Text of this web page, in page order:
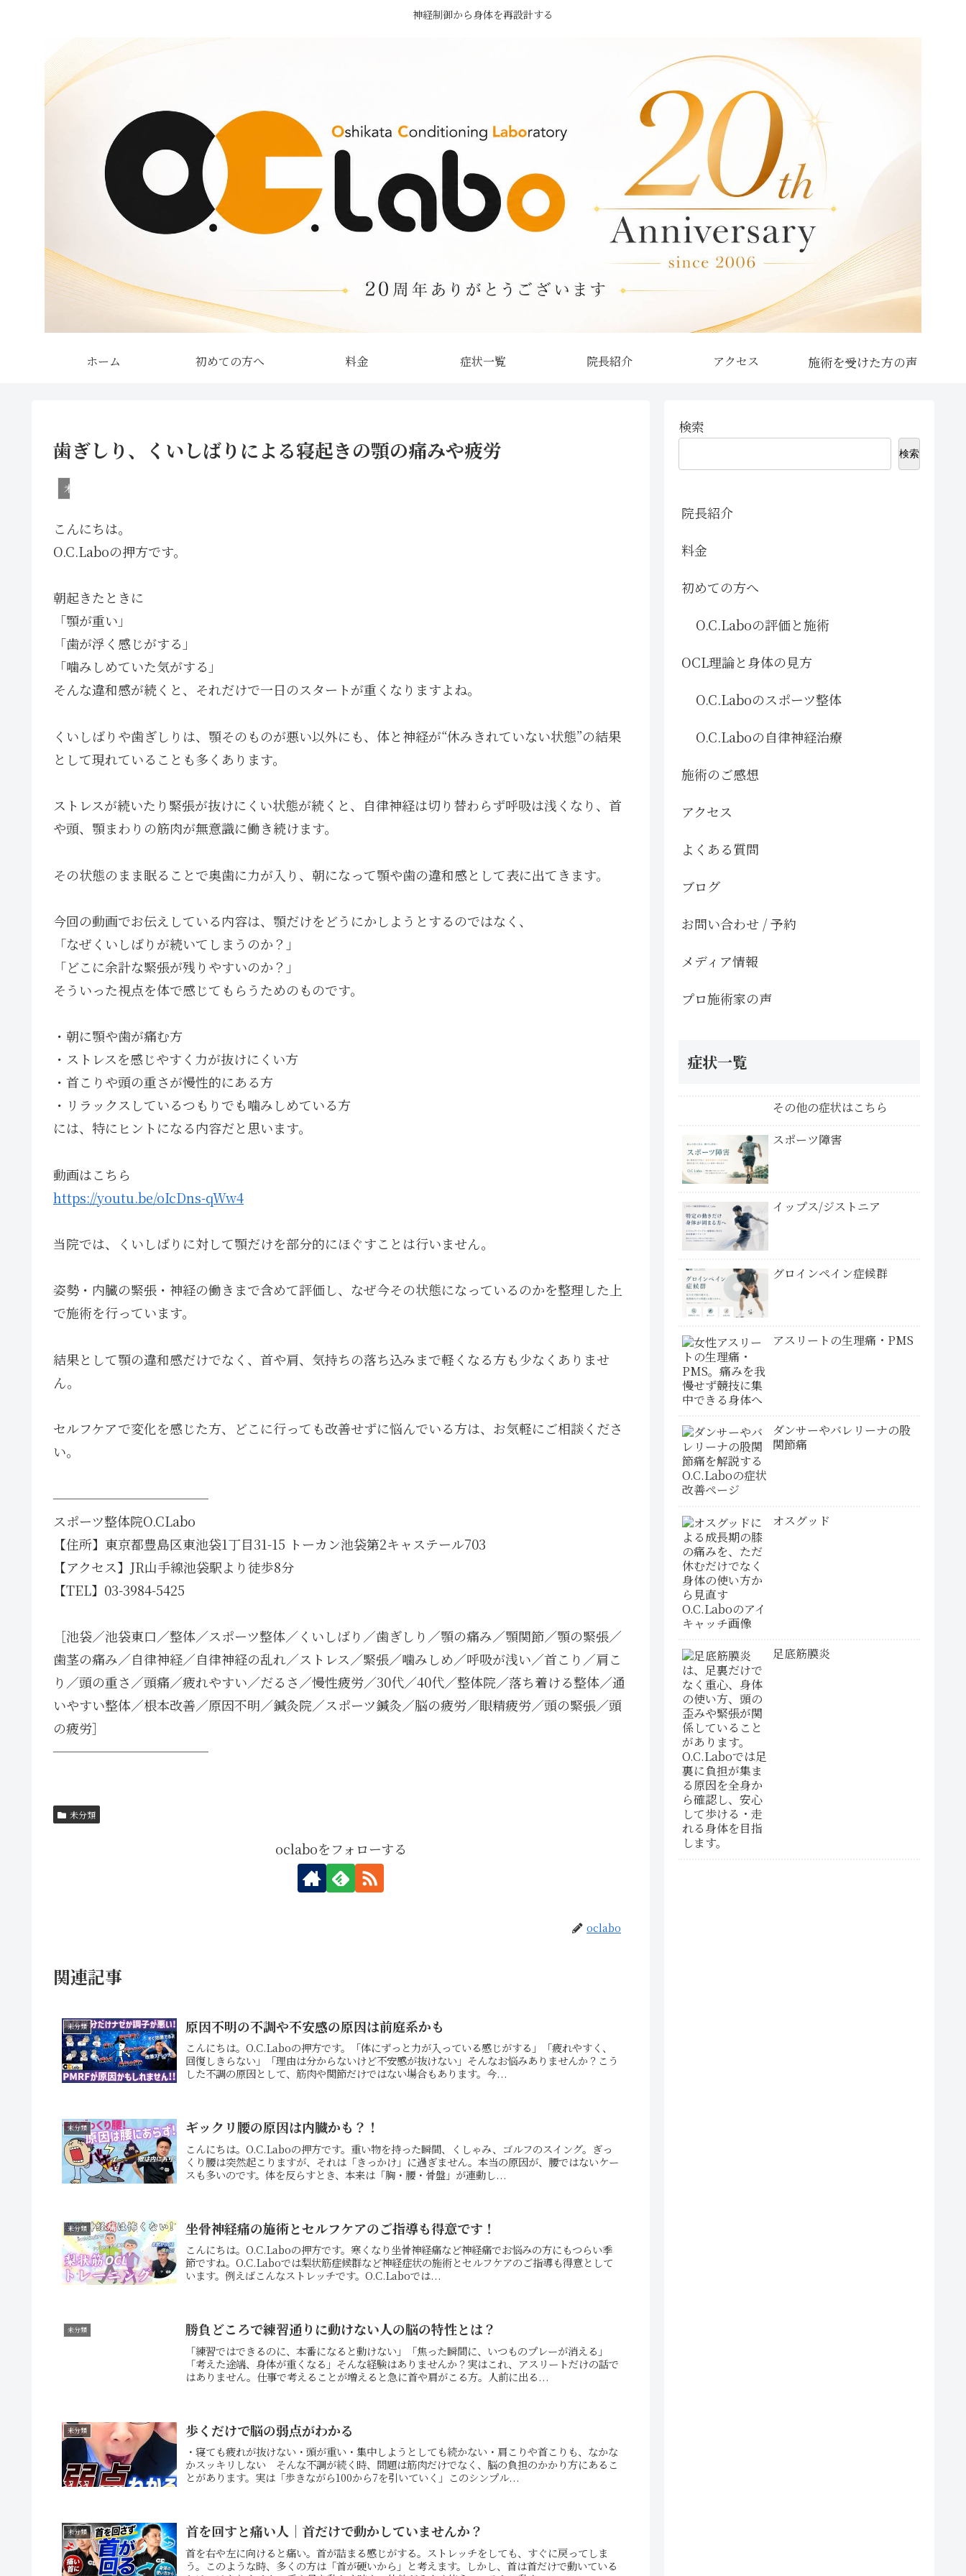
神経制御から身体を再設計する
ホーム 初めての方へ 料金 症状一覧 院長紹介 アクセス
歯ぎしり、くいしばりによる寝起きの顎の痛みや疲労
未分類
こんにちは。
O.C.Laboの押方です。
朝起きたときに
「顎が重い」
「歯が浮く感じがする」
「噛みしめていた気がする」
そんな違和感が続くと、それだけで一日のスタートが重くなりますよね。
くいしばりや歯ぎしりは、顎そのものが悪い以外にも、体と神経が“休みきれていない状態”の結果
として現れていることも多くあります。
ストレスが続いたり緊張が抜けにくい状態が続くと、自律神経は切り替わらず呼吸は浅くなり、首
や頭、顎まわりの筋肉が無意識に働き続けます。
その状態のまま眠ることで奥歯に力が入り、朝になって顎や歯の違和感として表に出てきます。
今回の動画でお伝えしている内容は、顎だけをどうにかしようとするのではなく、
「なぜくいしばりが続いてしまうのか？」
「どこに余計な緊張が残りやすいのか？」
そういった視点を体で感じてもらうためのものです。
・朝に顎や歯が痛む方
・ストレスを感じやすく力が抜けにくい方
・首こりや頭の重さが慢性的にある方
・リラックスしているつもりでも噛みしめている方
には、特にヒントになる内容だと思います。
動画はこちら
https://youtu.be/oIcDns-qWw4
当院では、くいしばりに対して顎だけを部分的にほぐすことは行いません。
姿勢・内臓の緊張・神経の働きまで含めて評価し、なぜ今その状態になっているのかを整理した上
で施術を行っています。
結果として顎の違和感だけでなく、首や肩、気持ちの落ち込みまで軽くなる方も少なくありませ
ん。
セルフケアで変化を感じた方、どこに行っても改善せずに悩んでいる方は、お気軽にご相談くださ
い。
────────────
スポーツ整体院O.CLabo
【住所】東京都豊島区東池袋1丁目31-15 トーカン池袋第2キャステール703
【アクセス】JR山手線池袋駅より徒歩8分
【TEL】03-3984-5425
［池袋／池袋東口／整体／スポーツ整体／くいしばり／歯ぎしり／顎の痛み／顎関節／顎の緊張／
歯茎の痛み／自律神経／自律神経の乱れ／ストレス／緊張／噛みしめ／呼吸が浅い／首こり／肩こ
り／頭の重さ／頭痛／疲れやすい／だるさ／慢性疲労／30代／40代／整体院／落ち着ける整体／通
いやすい整体／根本改善／原因不明／鍼灸院／スポーツ鍼灸／脳の疲労／眼精疲労／頭の緊張／頭
の疲労］
────────────
未分類
oclaboをフォローする
oclabo
関連記事
未分類 原因不明の不調や不安感の原因は前庭系かも
こんにちは。O.C.Laboの押方です。「体にずっと力が入っている感じがする」「疲れやすく、
回復しきらない」「理由は分からないけど不安感が抜けない」そんなお悩みありませんか？こう
した不調の原因として、筋肉や関節だけではない場合もあります。今...
未分類 ギックリ腰の原因は内臓かも？！
こんにちは。O.C.Laboの押方です。重い物を持った瞬間、くしゃみ、ゴルフのスイング。ぎっ
くり腰は突然起こりますが、それは「きっかけ」に過ぎません。本当の原因が、腰ではないケー
スも多いのです。体を反らすとき、本来は「胸・腰・骨盤」が連動し...
未分類 坐骨神経痛の施術とセルフケアのご指導も得意です！
こんにちは。O.C.Laboの押方です。寒くなり坐骨神経痛など神経痛でお悩みの方にもつらい季
節ですね。O.C.Laboでは梨状筋症候群など神経症状の施術とセルフケアのご指導も得意として
います。例えばこんなストレッチです。O.C.Laboでは...
未分類 勝負どころで練習通りに動けない人の脳の特性とは？
「練習ではできるのに、本番になると動けない」「焦った瞬間に、いつものプレーが消える」
「考えた途端、身体が重くなる」そんな経験はありませんか？実はこれ、アスリートだけの話で
はありません。仕事で考えることが増えると急に首や肩がこる方。人前に出る...
未分類 歩くだけで脳の弱点がわかる
・寝ても疲れが抜けない・頭が重い・集中しようとしても続かない・肩こりや首こりも、なかな
かスッキリしない そんな不調が続く時、問題は筋肉だけでなく、脳の負担のかかり方にあるこ
とがあります。実は「歩きながら100から7を引いていく」このシンプル...
未分類 首を回すと痛い人｜首だけで動かしていませんか？
首を右や左に向けると痛い。首が詰まる感じがする。ストレッチをしても、すぐに戻ってしま
う。このような時、多くの方は「首が硬いから」と考えます。しかし、首は首だけで動いている
検索
検索
院長紹介
料金
初めての方へ
O.C.Laboの評価と施術
OCL理論と身体の見方
O.C.Laboのスポーツ整体
O.C.Laboの自律神経治療
施術のご感想
アクセス
よくある質問
ブログ
お問い合わせ / 予約
メディア情報
プロ施術家の声
症状一覧
その他の症状はこちら
スポーツ障害
イップス/ジストニア
グロインペイン症候群
アスリートの生理痛・PMS
ダンサーやバレリーナの股
関節痛
オスグッド
足底筋膜炎